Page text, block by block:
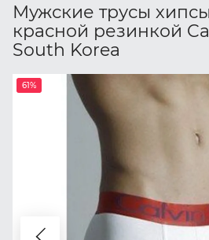
Мужские трусы
красной резинкой
South Korea
61%